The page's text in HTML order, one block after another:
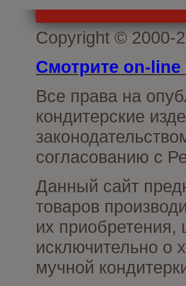
Copyright © 2000-
Смотрите on-line
Все права на
кондитерские
согласованию с
Данный сайт
товаров
их
исключительно о
мучной